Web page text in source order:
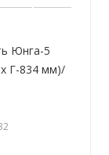
Юнга-5
Г-834 мм)/